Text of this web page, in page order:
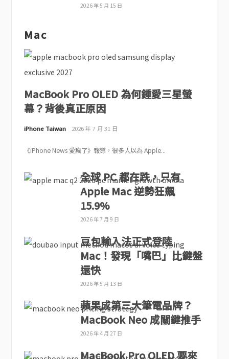
2026 年 5 月 15 日
Mac
MacBook Pro OLED 為何鍾愛三星螢
幕？背後真正原因
iPhone Taiwan 2026 年 7 月 31 日
《iPhone News 愛瘋了》報導，很多人以為 Apple...
全球 PC 都在跌，只有
Apple Mac 逆勢狂飆
15.9%
2026 年 7 月 9 日
豆包輸入法正式登陸
Mac！發現「嘴巴」比鍵盤
還快
2026 年 5 月 13 日
蘋果成第三大筆電品牌？
MacBook Neo 成關鍵推手
2026 年 4 月 27 日
MacBook Pro OLED 要來